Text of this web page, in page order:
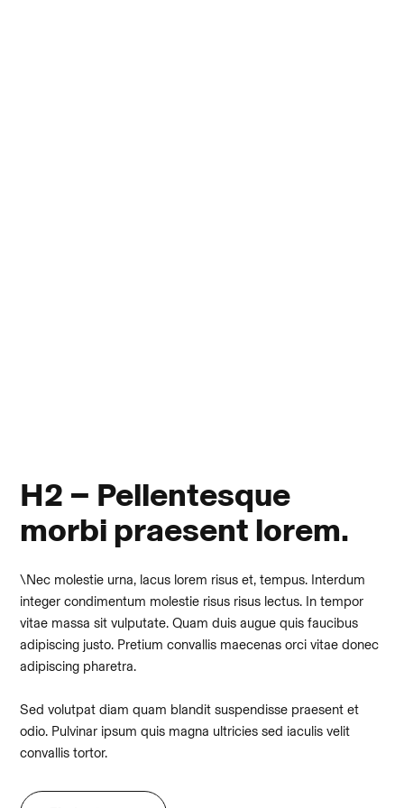
H2 – Pellentesque
morbi praesent lorem.
\Nec molestie urna, lacus lorem risus et, tempus. Interdum
integer condimentum molestie risus risus lectus. In tempor
vitae massa sit vulputate. Quam duis augue quis faucibus
adipiscing justo. Pretium convallis maecenas orci vitae donec
adipiscing pharetra.
Sed volutpat diam quam blandit suspendisse praesent et
odio. Pulvinar ipsum quis magna ultricies sed iaculis velit
convallis tortor.